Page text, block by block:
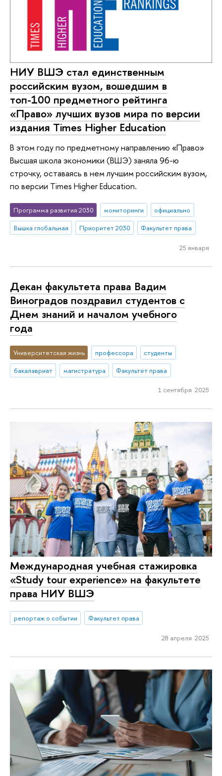
НИУ ВШЭ стал единственным
российским вузом, вошедшим в
топ-100 предметного рейтинга
«Право» лучших вузов мира по версии
издания Times Higher Education
В этом году по предметному направлению «Право»
Высшая школа экономики (ВШЭ) заняла 96-ю
строчку, оставаясь в нем лучшим российским вузом,
по версии Times Higher Education.
Программа развития 2030 мониторинги
официально
Вышка глобальная
Приоритет 2030 Факультет права
25 января
Декан факультета права Вадим
Виноградов поздравил студентов с
Днем знаний и началом учебного
года
Университетская жизнь профессора
студенты
бакалавриат
магистратура Факультет права
1 сентября 2025
Международная учебная стажировка
«Study tour experience» на факультете
права НИУ ВШЭ
репортаж о событии Факультет права
28 апреля 2025